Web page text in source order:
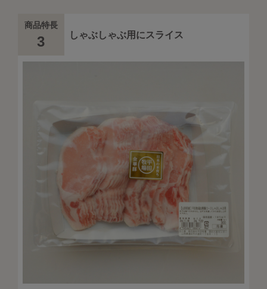
商品特長
3 しゃぶしゃぶ用にスライス